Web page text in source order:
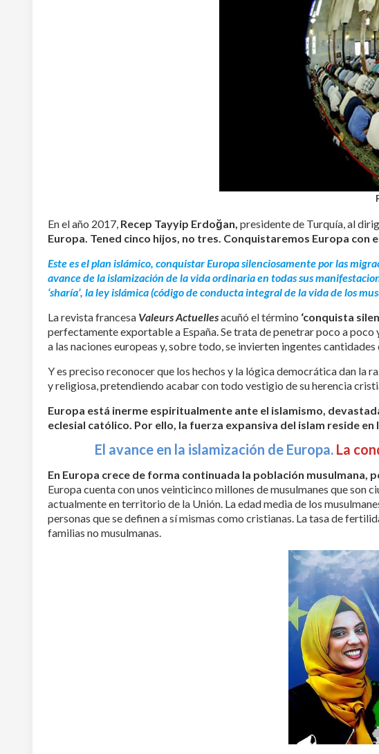
En el año 2017, Recep Tayyip Erdoğan,presidente de Turquía, al
Europa. Tened cinco hijos, no tres. Conquistaremos Europa con
Este es el plan islámico, conquistar Europa silenciosamente por las
avance de la islamización de la vida ordinaria en todas sus
‘sharía’, la ley islámica (código de conducta integral de la vida de los
La revista francesa Valeurs Actuellesacuñó el término ‘conquista
perfectamente exportable a España. Se trata de penetrar poco a
a las naciones europeas y, sobre todo, se invierten ingentes
Y es preciso reconocer que los hechos y la lógica democrática dan
y religiosa, pretendiendo acabar con todo vestigio de su herencia
Europa está inerme espiritualmente ante el islamismo,
eclesial católico. Por ello, la fuerza expansiva del islam reside
El avance en la islamización de Europa. La
En Europa crece de forma continuada la población musulmana,
Europa cuenta con unos veinticinco millones de musulmanes que son
actualmente en territorio de la Unión. La edad media de los
personas que se definen a sí mismas como cristianas. La tasa de
familias no musulmanas.